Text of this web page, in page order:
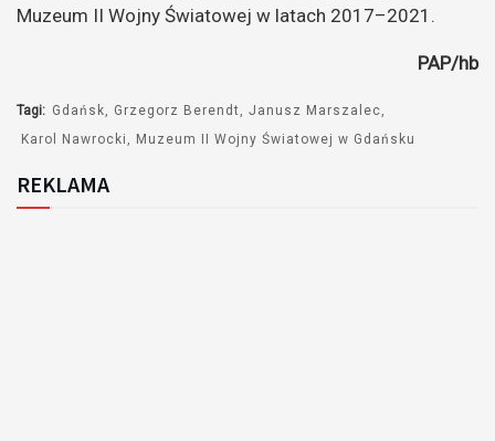
Muzeum II Wojny Światowej w latach 2017–2021.
PAP/hb
Tagi: Gdańsk Grzegorz Berendt
Janusz Marszalec
Karol Nawrocki
Muzeum II Wojny Światowej w Gdańsku
REKLAMA